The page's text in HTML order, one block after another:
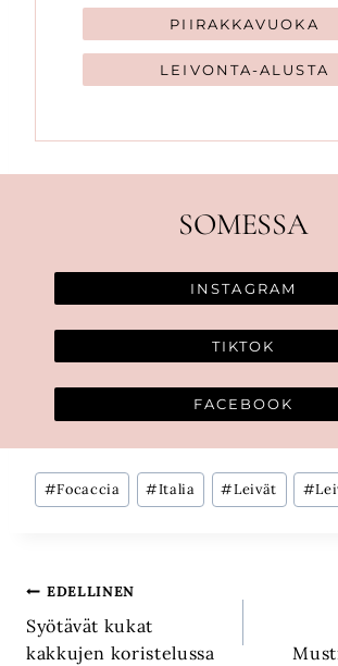
PIIRAKKAVUOKA
LEIVONTA-ALUSTA
SOMESSA
INSTAGRAM
TIKTOK
FACEBOOK
Avainsanat:
#Focaccia #Italia #Leivät #
Artikkelien
selaus
EDELLINEN
Syötävät kukat
kakkujen koristelussa